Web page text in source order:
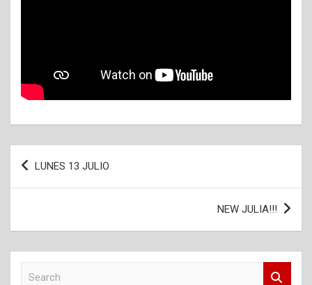
Navegación
LUNES 13 JULIO
NEW JULIA!!!